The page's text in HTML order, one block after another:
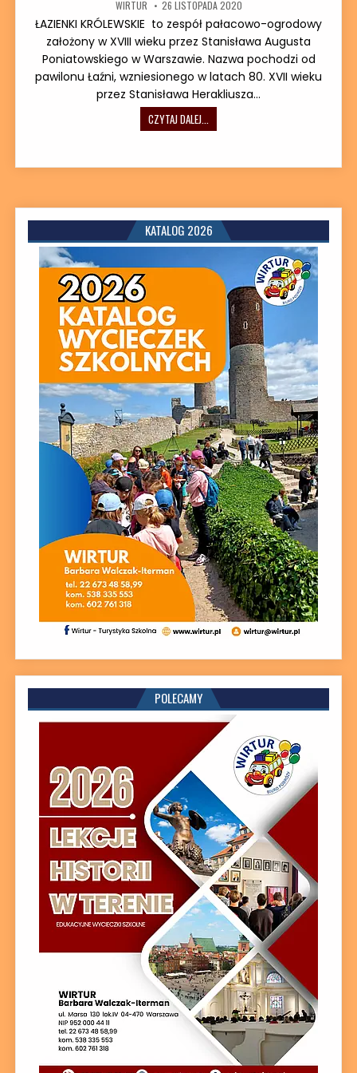
AUTOR:
WIRTUR DATA PUBLIKACJI:
26 LISTOPADA 2020
ŁAZIENKI KRÓLEWSKIE to zespół pałacowo-ogrodowy
założony w XVIII wieku przez Stanisława Augusta
Poniatowskiego w Warszawie. Nazwa pochodzi od
pawilonu Łaźni, wzniesionego w latach 80. XVII wieku
przez Stanisława Herakliusza…
CZYTAJ DALEJ...
KATALOG 2026
POLECAMY